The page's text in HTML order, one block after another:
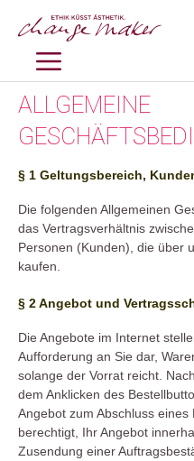
Inhalt
MENÜ
ALLGEMEINE
§ 1 Geltungsbereich,
Die folgenden Allgemeinen
das Vertragsverhältnis
Personen (Kunden), die über
kaufen.
§ 2 Angebot und
Die Angebote im Internet
Aufforderung an Sie dar,
solange der Vorrat reicht.
dem Anklicken des
Angebot zum Abschluss
berechtigt, Ihr Angebot
Zusendung einer